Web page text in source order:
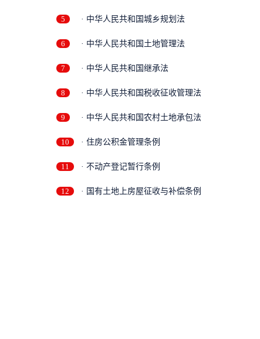
5 · 中华人民共和国城乡规划法
6 · 中华人民共和国土地管理法
7 · 中华人民共和国继承法
8 · 中华人民共和国税收征收管理法
9 · 中华人民共和国农村土地承包法
10 · 住房公积金管理条例
11 · 不动产登记暂行条例
12 · 国有土地上房屋征收与补偿条例